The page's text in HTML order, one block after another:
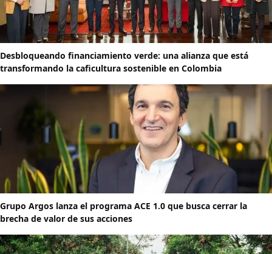
Desbloqueando financiamiento verde: una alianza que está
transformando la caficultura sostenible en Colombia
Grupo Argos lanza el programa ACE 1.0 que busca cerrar la
brecha de valor de sus acciones